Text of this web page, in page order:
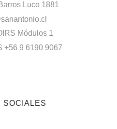
Luco 1881
Módulos 1
+56 9 6190 9067
SOCIALES